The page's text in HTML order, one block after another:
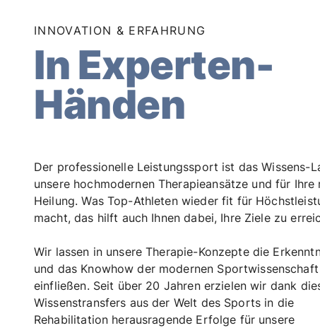
INNOVATION & ERFAHRUNG
In Experten-
Händen
Der professionelle Leistungssport ist das Wissens-
unsere hochmodernen Therapieansätze und für Ihre
Heilung. Was Top-Athleten wieder fit für
macht, das hilft auch Ihnen dabei, Ihre Ziele zu
Wir lassen in unsere Therapie-Konzepte die
und das Knowhow der modernen Sportwissenschaft
einfließen. Seit über 20 Jahren erzielen wir dank
Wissenstransfers aus der Welt des Sports in die
Rehabilitation herausragende Erfolge für unsere